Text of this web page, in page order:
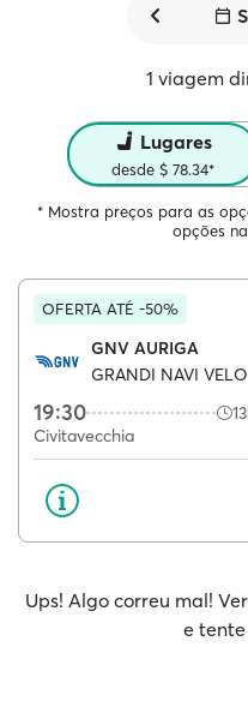
1 viagem
Lugares
desde $ 78.34*
* Mostra preços para as
opções
OFERTA ATÉ -50%
GNV AURIGA
GRANDI NAVI
19:30
Civitavecchia
Ups! Algo correu mal!
e